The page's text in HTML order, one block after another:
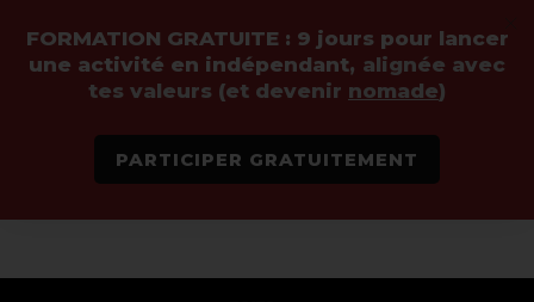
FORMATION GRATUITE : 9 jours pour lancer
une activité en indépendant, alignée avec
tes valeurs (et devenir nomade)
PARTICIPER GRATUITEMENT